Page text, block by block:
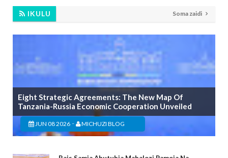
IKULU Soma zaidi
Eight Strategic Agreements: The New Map Of
Tanzania-Russia Economic Cooperation Unveiled
JUN 08 2026 - MICHUZI BLOG